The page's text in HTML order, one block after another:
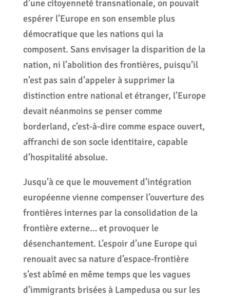
d’une citoyenneté transnationale, on pouvait
espérer l’Europe en son ensemble plus
démocratique que les nations qui la
composent. Sans envisager la disparition de la
nation, ni l’abolition des frontières, puisqu’il
n’est pas sain d’appeler à supprimer la
distinction entre national et étranger, l’Europe
devait néanmoins se penser comme
borderland, c’est-à-dire comme espace ouvert,
affranchi de son socle identitaire, capable
d’hospitalité absolue.
Jusqu’à ce que le mouvement d’intégration
européenne vienne compenser l’ouverture des
frontières internes par la consolidation de la
frontière externe… et provoquer le
désenchantement. L’espoir d’une Europe qui
renouait avec sa nature d’espace-frontière
s’est abîmé en même temps que les vagues
d’immigrants brisées à Lampedusa ou sur les